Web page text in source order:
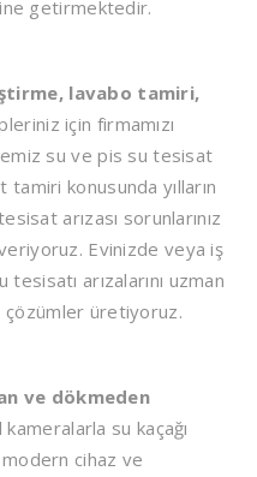
getirmektedir.
lavabo tamiri,
için firmamızı
su ve pis su tesisat
konusunda yılların
arızası sorunlarınız
Evinizde veya iş
arızalarını uzman
üretiyoruz.
ve dökmeden
su kaçağı
modern cihaz ve